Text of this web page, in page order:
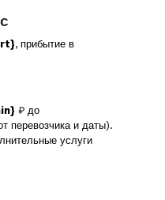
, прибытие в
₽ до
перевозчика и даты).
услуги